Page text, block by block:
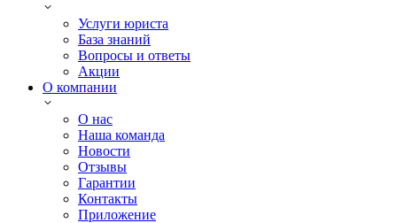
Услуги юриста
База знаний
Вопросы и ответы
Акции
О компании
О нас
Наша команда
Новости
Отзывы
Гарантии
Контакты
Приложение